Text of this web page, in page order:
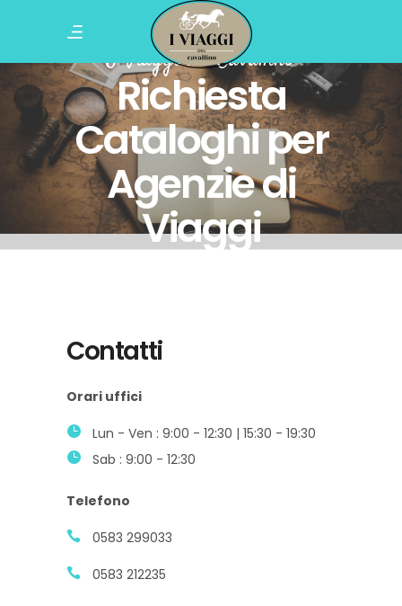
I Viaggi del Cavallino
Richiesta
Cataloghi per
Agenzie di
Viaggi
Contatti
Orari uffici
Lun - Ven : 9:00 - 12:30 | 15:30 - 19:30
Sab : 9:00 - 12:30
Telefono
0583 299033
0583 212235